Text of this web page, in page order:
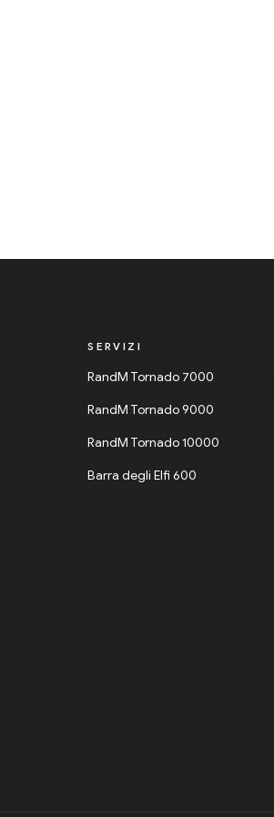
SERVIZI
RandM Tornado 7000
RandM Tornado 9000
RandM Tornado 10000
Barra degli Elfi 600